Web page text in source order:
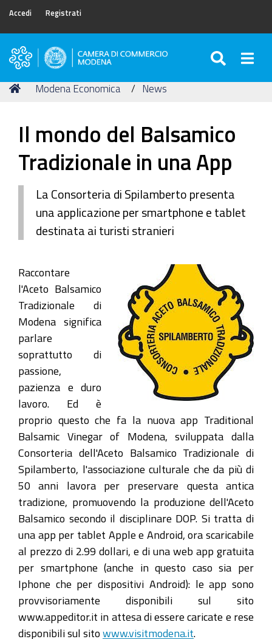
Accedi Registrati
Camera
Commercio
Tu
Home
Modena Economica News
Il mondo del Balsamico
Tradizionale in una App
La Consorteria di Spilamberto presenta
una applicazione per smartphone e tablet
destinata ai turisti stranieri
Raccontare
l'Aceto Balsamico
Tradizionale di
Modena significa
parlare
soprattutto di
passione,
pazienza e duro
lavoro. Ed è
proprio questo che fa la nuova app Traditional
Balsamic Vinegar of Modena, sviluppata dalla
Consorteria dell'Aceto Balsamico Tradizionale di
Spilamberto, l'associazione culturale che da più di
50 anni lavora per preservare questa antica
tradizione, promuovendo la produzione dell'Aceto
Balsamico secondo il disciplinare DOP. Si tratta di
una app per tablet Apple e Android, ora scaricabile
al prezzo di 2.99 dollari, e di una web app gratuita
per smartphone (anche in questo caso sia per
Iphone che per dispositivi Android): le app sono
provvisoriamente disponibili sul sito
www.appeditor.it in attesa di essere caricate e rese
disponibili sul sito www.visitmodena.it